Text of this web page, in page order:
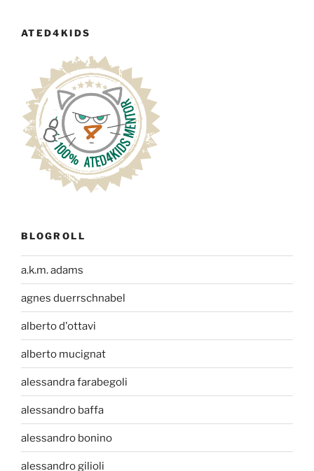
ATED4KIDS
BLOGROLL
a.k.m. adams
agnes duerrschnabel
alberto d'ottavi
alberto mucignat
alessandra farabegoli
alessandro baffa
alessandro bonino
alessandro gilioli